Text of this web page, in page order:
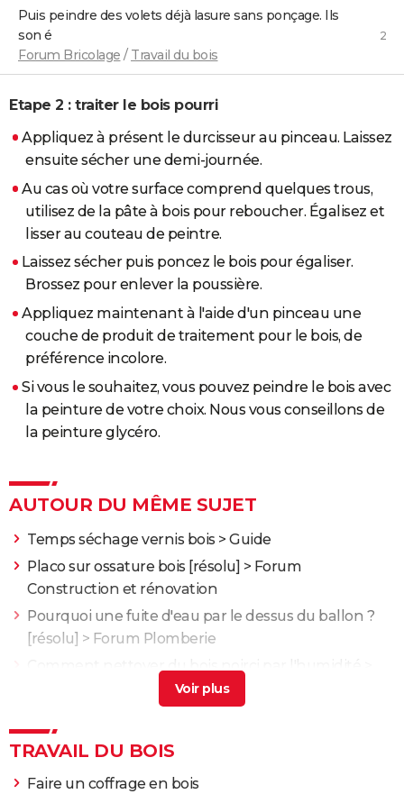
Puis peindre des volets déjà lasure sans ponçage. Ils
son é
Forum Bricolage / Travail du bois
2
Etape 2 : traiter le bois pourri
Appliquez à présent le durcisseur au pinceau. Laissez
ensuite sécher une demi-journée.
Au cas où votre surface comprend quelques trous,
utilisez de la pâte à bois pour reboucher. Égalisez et
lisser au couteau de peintre.
Laissez sécher puis poncez le bois pour égaliser.
Brossez pour enlever la poussière.
Appliquez maintenant à l'aide d'un pinceau une
couche de produit de traitement pour le bois, de
préférence incolore.
Si vous le souhaitez, vous pouvez peindre le bois avec
la peinture de votre choix. Nous vous conseillons de
la peinture glycéro.
AUTOUR DU MÊME SUJET
Temps séchage vernis bois > Guide
Placo sur ossature bois [résolu] > Forum
Construction et rénovation
Pourquoi une fuite d'eau par le dessus du ballon ?
[résolu] > Forum Plomberie
été noirci par les intemperies ?
Bricolage / outillage
TRAVAIL DU BOIS
Faire un coffrage en bois